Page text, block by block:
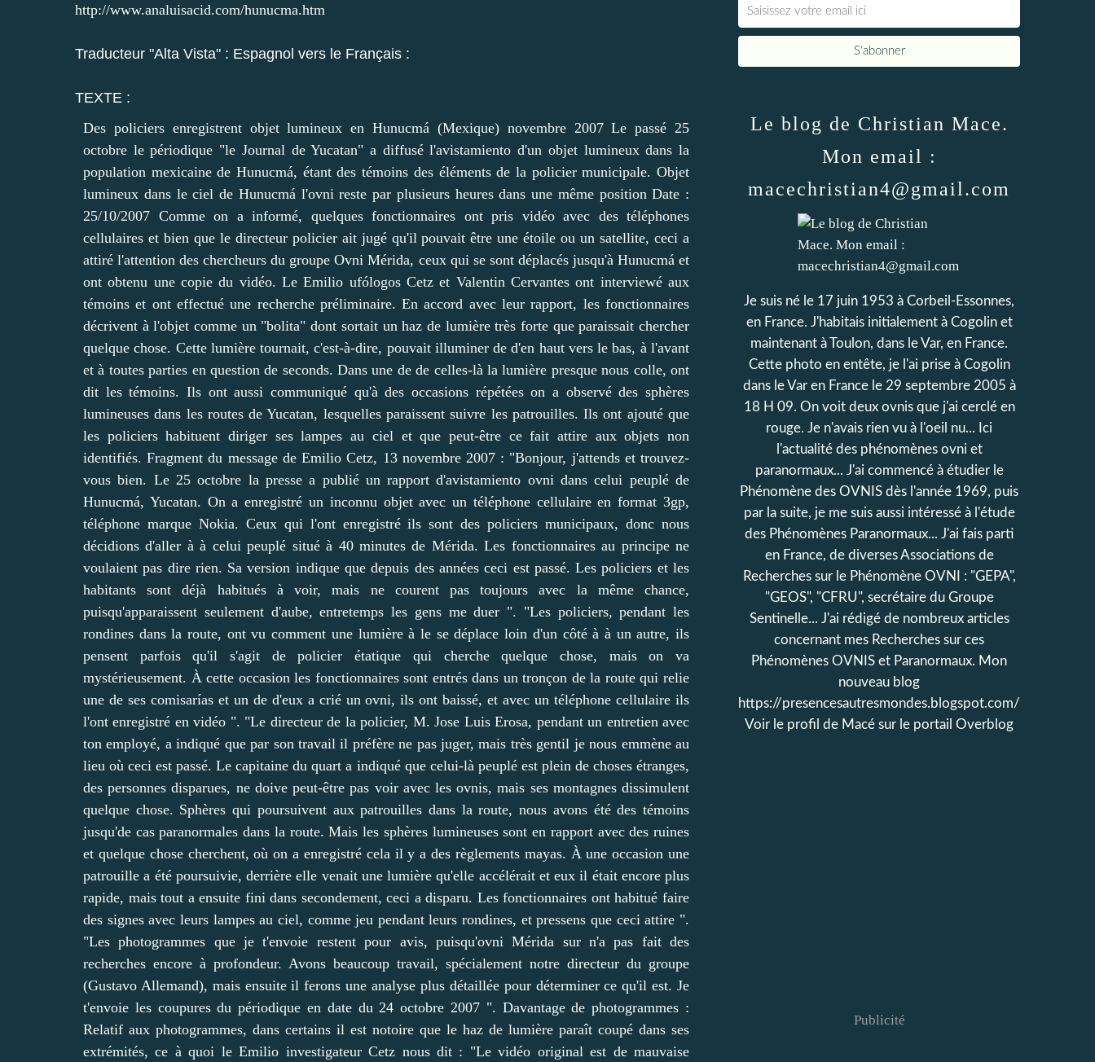
http://www.analuisacid.com/hunucma.htm
Traducteur "Alta Vista" : Espagnol vers le Français :
TEXTE :
Des policiers enregistrent objet lumineux en Hunucmá (Mexique) novembre 2007 Le passé 25
octobre le périodique "le Journal de Yucatan" a diffusé l'avistamiento d'un objet lumineux dans la
population mexicaine de Hunucmá, étant des témoins des éléments de la policier municipale. Objet
lumineux dans le ciel de Hunucmá l'ovni reste par plusieurs heures dans une même position Date :
25/10/2007 Comme on a informé, quelques fonctionnaires ont pris vidéo avec des téléphones
cellulaires et bien que le directeur policier ait jugé qu'il pouvait être une étoile ou un satellite, ceci a
attiré l'attention des chercheurs du groupe Ovni Mérida, ceux qui se sont déplacés jusqu'à Hunucmá et
ont obtenu une copie du vidéo. Le Emilio ufólogos Cetz et Valentin Cervantes ont interviewé aux
témoins et ont effectué une recherche préliminaire. En accord avec leur rapport, les fonctionnaires
décrivent à l'objet comme un "bolita" dont sortait un haz de lumière très forte que paraissait chercher
quelque chose. Cette lumière tournait, c'est-à-dire, pouvait illuminer de d'en haut vers le bas, à l'avant
et à toutes parties en question de seconds. Dans une de de celles-là la lumière presque nous colle, ont
dit les témoins. Ils ont aussi communiqué qu'à des occasions répétées on a observé des sphères
lumineuses dans les routes de Yucatan, lesquelles paraissent suivre les patrouilles. Ils ont ajouté que
les policiers habituent diriger ses lampes au ciel et que peut-être ce fait attire aux objets non
identifiés. Fragment du message de Emilio Cetz, 13 novembre 2007 : "Bonjour, j'attends et trouvez-
vous bien. Le 25 octobre la presse a publié un rapport d'avistamiento ovni dans celui peuplé de
Hunucmá, Yucatan. On a enregistré un inconnu objet avec un téléphone cellulaire en format 3gp,
téléphone marque Nokia. Ceux qui l'ont enregistré ils sont des policiers municipaux, donc nous
décidions d'aller à à celui peuplé situé à 40 minutes de Mérida. Les fonctionnaires au principe ne
voulaient pas dire rien. Sa version indique que depuis des années ceci est passé. Les policiers et les
habitants sont déjà habitués à voir, mais ne courent pas toujours avec la même chance,
puisqu'apparaissent seulement d'aube, entretemps les gens me duer ". "Les policiers, pendant les
rondines dans la route, ont vu comment une lumière à le se déplace loin d'un côté à à un autre, ils
pensent parfois qu'il s'agit de policier étatique qui cherche quelque chose, mais on va
mystérieusement. À cette occasion les fonctionnaires sont entrés dans un tronçon de la route qui relie
une de ses comisarías et un de d'eux a crié un ovni, ils ont baissé, et avec un téléphone cellulaire ils
l'ont enregistré en vidéo ". "Le directeur de la policier, M. Jose Luis Erosa, pendant un entretien avec
ton employé, a indiqué que par son travail il préfère ne pas juger, mais très gentil je nous emmène au
lieu où ceci est passé. Le capitaine du quart a indiqué que celui-là peuplé est plein de choses étranges,
des personnes disparues, ne doive peut-être pas voir avec les ovnis, mais ses montagnes dissimulent
quelque chose. Sphères qui poursuivent aux patrouilles dans la route, nous avons été des témoins
jusqu'de cas paranormales dans la route. Mais les sphères lumineuses sont en rapport avec des ruines
et quelque chose cherchent, où on a enregistré cela il y a des règlements mayas. À une occasion une
patrouille a été poursuivie, derrière elle venait une lumière qu'elle accélérait et eux il était encore plus
rapide, mais tout a ensuite fini dans secondement, ceci a disparu. Les fonctionnaires ont habitué faire
des signes avec leurs lampes au ciel, comme jeu pendant leurs rondines, et pressens que ceci attire ".
"Les photogrammes que je t'envoie restent pour avis, puisqu'ovni Mérida sur n'a pas fait des
recherches encore à profondeur. Avons beaucoup travail, spécialement notre directeur du groupe
(Gustavo Allemand), mais ensuite il ferons une analyse plus détaillée pour déterminer ce qu'il est. Je
t'envoie les coupures du périodique en date du 24 octobre 2007 ". Davantage de photogrammes :
Relatif aux photogrammes, dans certains il est notoire que le haz de lumière paraît coupé dans ses
extrémités, ce à quoi le Emilio investigateur Cetz nous dit : "Le vidéo original est de mauvaise
Le blog de Christian Mace.
Mon email :
macechristian4@gmail.com
Je suis né le 17 juin 1953 à Corbeil-Essonnes,
en France. J'habitais initialement à Cogolin et
maintenant à Toulon, dans le Var, en France.
Cette photo en entête, je l'ai prise à Cogolin
dans le Var en France le 29 septembre 2005 à
18 H 09. On voit deux ovnis que j'ai cerclé en
rouge. Je n'avais rien vu à l'oeil nu... Ici
l'actualité des phénomènes ovni et
paranormaux... J'ai commencé à étudier le
Phénomène des OVNIS dès l'année 1969, puis
par la suite, je me suis aussi intéressé à l'étude
des Phénomènes Paranormaux... J'ai fais parti
en France, de diverses Associations de
Recherches sur le Phénomène OVNI : "GEPA",
"GEOS", "CFRU", secrétaire du Groupe
Sentinelle... J'ai rédigé de nombreux articles
concernant mes Recherches sur ces
Phénomènes OVNIS et Paranormaux. Mon
nouveau blog
https://presencesautresmondes.blogspot.com/
Voir le profil de Macé sur le portail Overblog
Publicité